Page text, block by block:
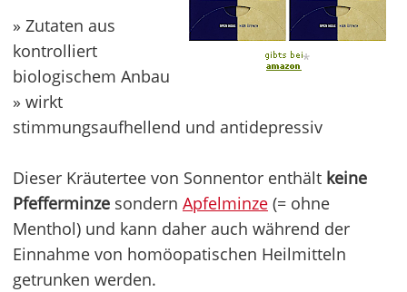
*
» Zutaten aus
kontrolliert
biologischem Anbau
» wirkt
stimmungsaufhellend und antidepressiv
Dieser Kräutertee von Sonnentor enthält keine
Pfefferminze sondern Apfelminze (= ohne
Menthol) und kann daher auch während der
Einnahme von homöopatischen Heilmitteln
getrunken werden.